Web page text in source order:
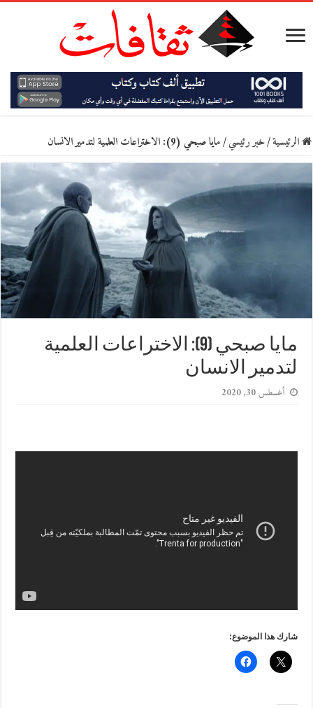
الرئيسية/خبر رئيسي/مايا صبحي (9): الاختراعات العلمية لتدمير الانسان
مايا صبحي (9): الاختراعات العلمية
لتدمير الانسان
أغسطس 30, 2020
شارك هذا الموضوع: